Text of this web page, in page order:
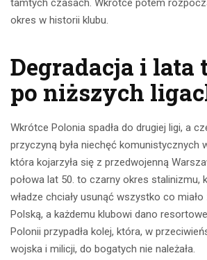
tamtych czasach. Wkrótce potem
okres w historii klubu.
Degradacja i lata
po niższych
Wkrótce Polonia spadła do drugiej ligi, a
przyczyną była niechęć komunistycznych
która kojarzyła się z przedwojenną
połowa lat 50. to czarny okres stalinizmu,
władze chciały usunąć wszystko co
Polską, a każdemu klubowi dano
Polonii przypadła kolej, która, w
wojska i milicji, do bogatych nie należała.